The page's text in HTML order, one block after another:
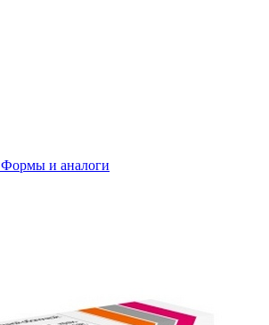
Формы и аналоги